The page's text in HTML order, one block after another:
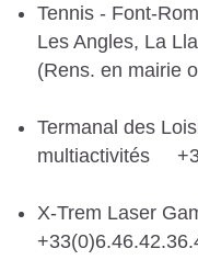
Tennis - Font-
Les Angles, La
(Rens. en mairie
Termanal des
multiactivités
X-Trem Laser